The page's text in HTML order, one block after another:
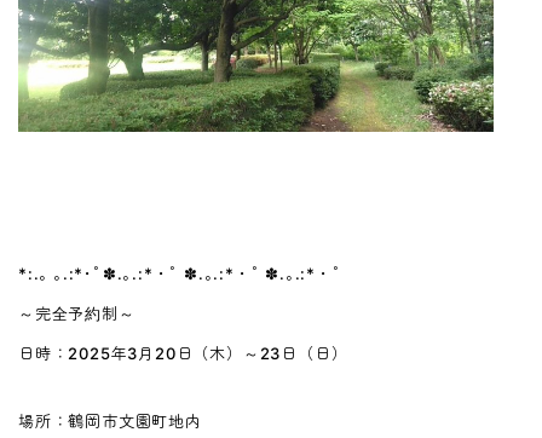
*:.｡ ｡.:*･ﾟ✽.｡.:*・ﾟ ✽.｡.:*・ﾟ ✽.｡.:*・ﾟ
～完全予約制～
日時：2025年3月20日（木）～23日（日）
場所：鶴岡市文園町地内